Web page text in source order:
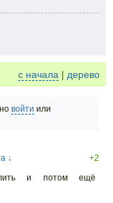
с начала | дерево
войти или
↓
+2
и потом ещё